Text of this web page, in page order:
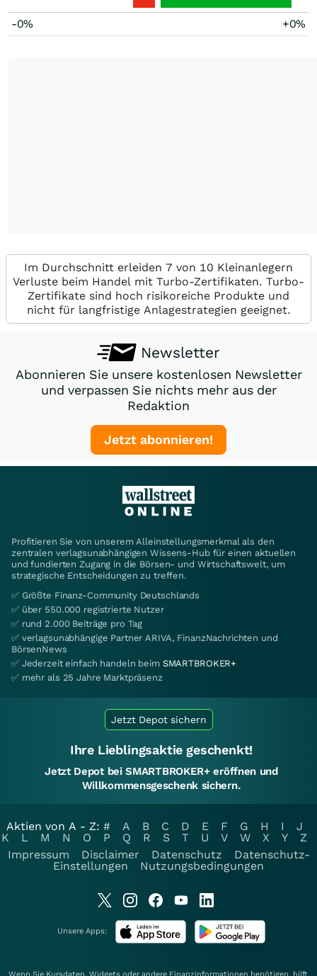
-0% +0%
Im Durchschnitt erleiden 7 von 10 Kleinanlegern
Verluste beim Handel mit Turbo-Zertifikaten. Turbo-
Zertifikate sind hoch risikoreiche Produkte und
nicht für langfristige Anlagestrategien geeignet.
Newsletter
Abonnieren Sie unsere kostenlosen Newsletter
und verpassen Sie nichts mehr aus der
Redaktion
Jetzt abonnieren!
Profitieren Sie von unserem Alleinstellungsmerkmal als den
zentralen verlagsunabhängigen Wissens-Hub für einen aktuellen
und fundierten Zugang in die Börsen- und Wirtschaftswelt, um
strategische Entscheidungen zu treffen.
✅ Größte Finanz-Community Deutschlands
✅ über 550.000 registrierte Nutzer
✅ rund 2.000 Beiträge pro Tag
✅ verlagsunabhängige Partner ARIVA, FinanzNachrichten und
BörsenNews
✅ Jederzeit einfach handeln beim SMARTBROKER+
✅ mehr als 25 Jahre Marktpräsenz
Jetzt Depot sichern
Ihre Lieblingsaktie geschenkt!
Jetzt Depot bei SMARTBROKER+ eröffnen und
Willkommensgeschenk sichern.
Aktien von A - Z: # A B C D E F G H I
J
K
L M N O P Q R S T U V W X Y
Z
Impressum
Disclaimer Datenschutz
Datenschutz-
Einstellungen
Nutzungsbedingungen
Unsere Apps: